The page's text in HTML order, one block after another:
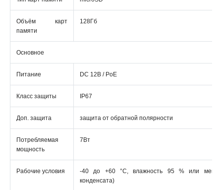
Объём карт
памяти
128Гб
Основное
Питание DC 12В / PoE
Класс защиты IP67
Доп. защита защита от обратной полярности
Потребляемая
мощность
7Вт
Рабочие условия
-40 до +60 °C, влажность 95 % или
конденсата)